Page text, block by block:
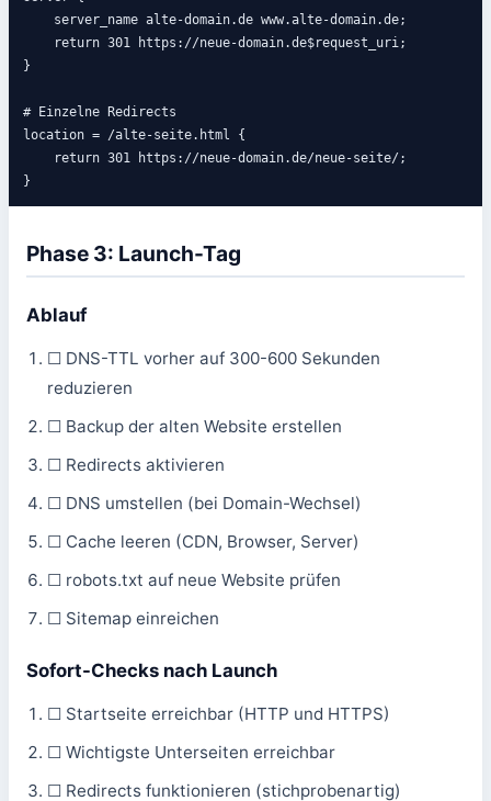
    server_name alte-domain.de www.alte-domain.de;
    return 301 https://neue-domain.de$request_uri;
}
# Einzelne Redirects
location = /alte-seite.html {
    return 301 https://neue-domain.de/neue-seite/;
}
Phase 3: Launch-Tag
Ablauf
☐ DNS-TTL vorher auf 300-600 Sekunden
reduzieren
☐ Backup der alten Website erstellen
☐ Redirects aktivieren
☐ DNS umstellen (bei Domain-Wechsel)
☐ Cache leeren (CDN, Browser, Server)
☐ robots.txt auf neue Website prüfen
☐ Sitemap einreichen
Sofort-Checks nach Launch
☐ Startseite erreichbar (HTTP und HTTPS)
☐ Wichtigste Unterseiten erreichbar
☐ Redirects funktionieren (stichprobenartig)